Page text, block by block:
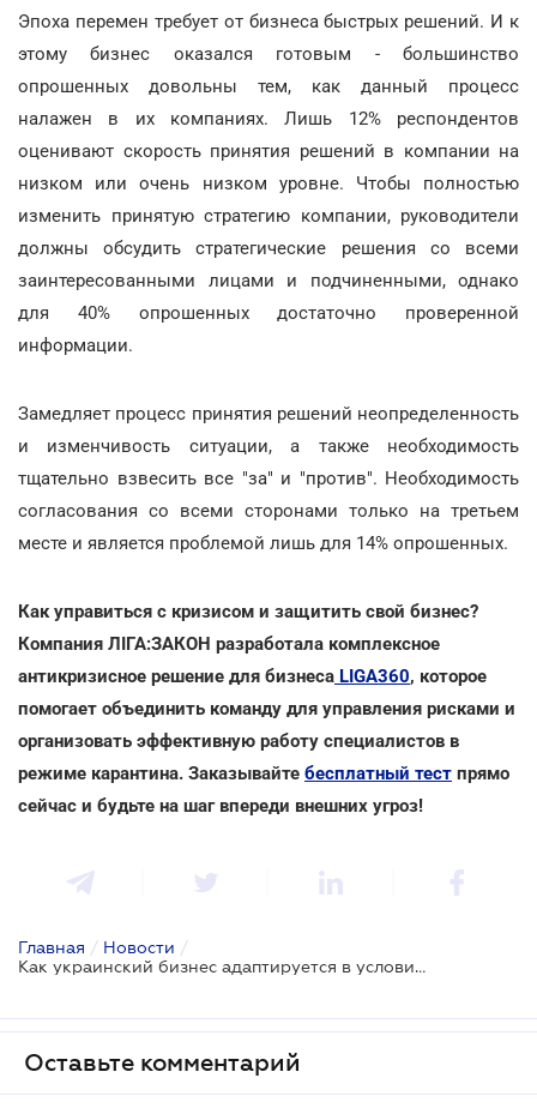
Эпоха перемен требует от бизнеса быстрых решений. И к
этому бизнес оказался готовым - большинство
опрошенных довольны тем, как данный процесс
налажен в их компаниях. Лишь 12% респондентов
оценивают скорость принятия решений в компании на
низком или очень низком уровне. Чтобы полностью
изменить принятую стратегию компании, руководители
должны обсудить стратегические решения со всеми
заинтересованными лицами и подчиненными, однако
для 40% опрошенных достаточно проверенной
информации.
Замедляет процесс принятия решений неопределенность
и изменчивость ситуации, а также необходимость
тщательно взвесить все "за" и "против". Необходимость
согласования со всеми сторонами только на третьем
месте и является проблемой лишь для 14% опрошенных.
Как управиться с кризисом и защитить свой бизнес?
Компания ЛІГА:ЗАКОН разработала комплексное
антикризисное решение для бизнеса LIGA360, которое
помогает объединить команду для управления рисками и
организовать эффективную работу специалистов в
режиме карантина. Заказывайте бесплатный тест прямо
сейчас и будьте на шаг впереди внешних угроз!
Главная / Новости /
Как украинский бизнес адаптируется в условиях кризиса? Результаты опроса ЛІГА:ЗАКОН
Оставьте комментарий